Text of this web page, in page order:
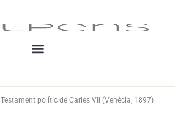
Testament polític de Carles VII (Venècia, 1897)